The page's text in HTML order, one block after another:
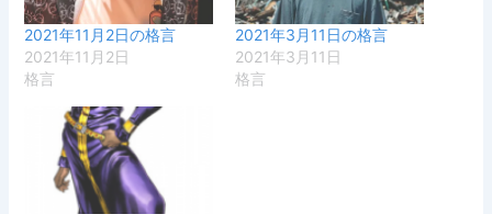
2021年11月2日の格言
2021年11月2日
格言
2021年3月11日の格言
2021年3月11日
格言